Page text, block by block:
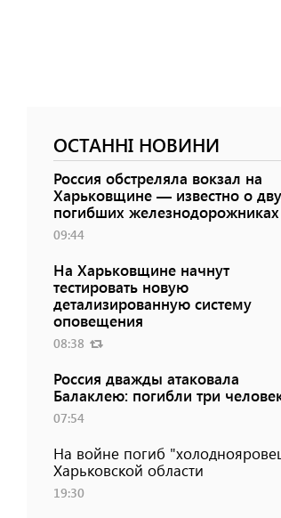
ОСТАННІ НОВИНИ
Россия обстреляла вокзал на
Харьковщине — известно о
погибших железнодорожниках
09:44
На Харьковщине начнут
тестировать новую
детализированную систему
оповещения
08:38
Россия дважды атаковала
Балаклею: погибли три
07:54
На войне погиб
Харьковской области
19:30